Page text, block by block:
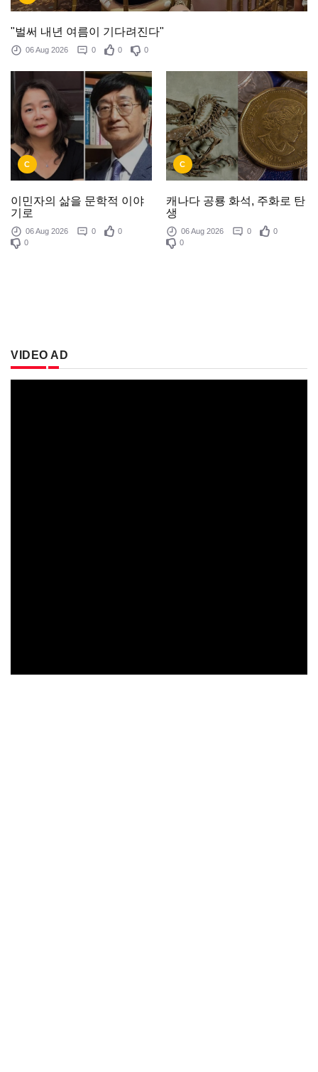
"벌써 내년 여름이 기다려진다"
06 Aug 2026 0 0 0
C
이민자의 삶을 문학적 이야
기로
06 Aug 2026 0
0
0
C
캐나다 공룡 화석, 주화로 탄
생
06 Aug 2026 0
0
0
VIDEO AD